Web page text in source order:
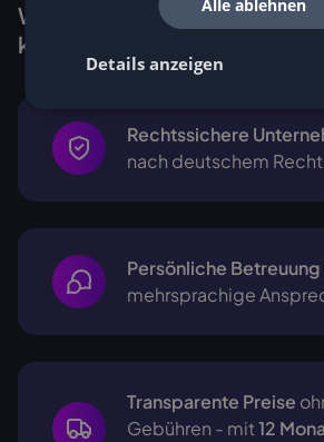
Warum Kunden Miner bei
kaufen
Rechtssichere
nach deutschem Recht
Persönliche Betreuung
mehrsprachige
Transparente Preise
Gebühren - mit12
Alle ablehnen
Details anzeigen